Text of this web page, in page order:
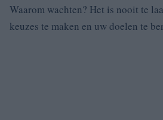
Waarom wachten? Het is nooit te
keuzes te maken en uw doelen te